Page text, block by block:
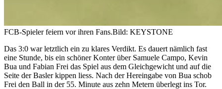
FCB-Spieler feiern vor ihren Fans.Bild: KEYSTONE
Das 3:0 war letztlich ein zu klares Verdikt. Es dauert nämlich fast
eine Stunde, bis ein schöner Konter über Samuele Campo, Kevin
Bua und Fabian Frei das Spiel aus dem Gleichgewicht und auf die
Seite der Basler kippen liess. Nach der Hereingabe von Bua schob
Frei den Ball in der 55. Minute aus zehn Metern überlegt ins Tor.